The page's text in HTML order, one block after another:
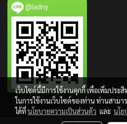
@ladny
เว็บไซต์นี้มีการใช้งานคุกกี้ เพื่อเพิ่มปร
ในการใช้งานเว็บไซต์ของท่าน ท่านสามา
ได้ที่นโยบายความเป็นส่วนตัว และ นโย